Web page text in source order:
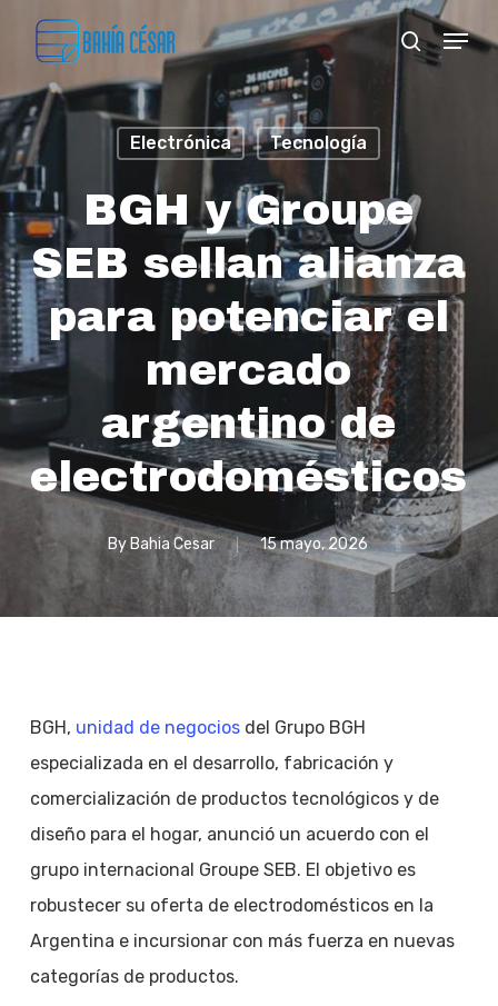
main
content
search
Menu
Electrónica Tecnología
BGH y Groupe
SEB sellan alianza
para potenciar el
mercado
argentino de
electrodomésticos
By Bahia Cesar 15 mayo, 2026
BGH, unidad de negociosdel Grupo BGH
especializada en el desarrollo, fabricación y
comercialización de productos tecnológicos y de
diseño para el hogar, anunció un acuerdo con el
grupo internacional Groupe SEB. El objetivo es
robustecer su oferta de electrodomésticos en la
Argentina e incursionar con más fuerza en nuevas
categorías de productos.